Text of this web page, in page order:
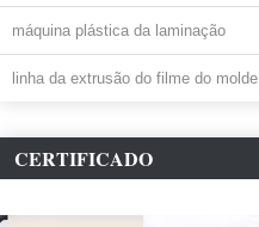
máquina plástica da laminação
linha da extrusão do filme do molde
CERTIFICADO